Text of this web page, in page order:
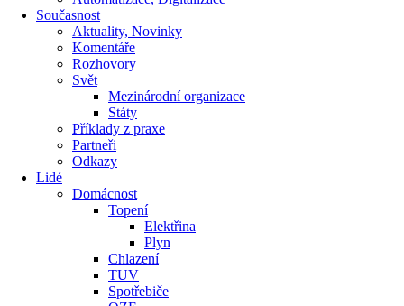
Současnost
Aktuality, Novinky
Komentáře
Rozhovory
Svět
Mezinárodní organizace
Státy
Příklady z praxe
Partneři
Odkazy
Lidé
Domácnost
Topení
Elektřina
Plyn
Chlazení
TUV
Spotřebiče